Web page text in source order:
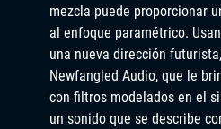
mezcla puede proporcionar
al enfoque paramétrico.
una nueva dirección
Newfangled Audio, que le
con filtros modelados en el
un sonido que se describe